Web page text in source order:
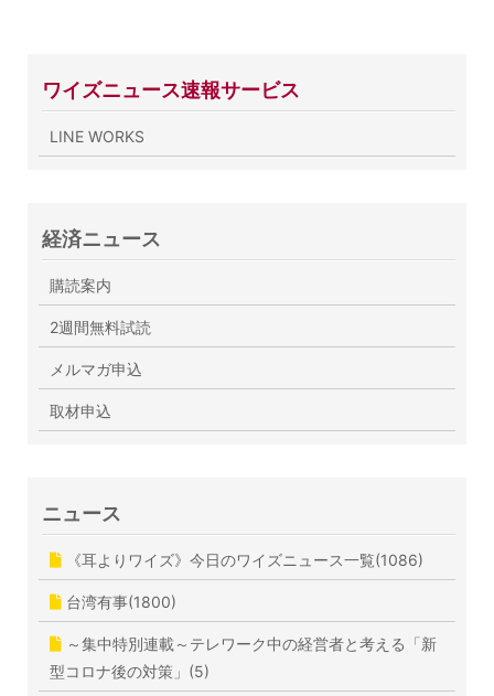
ワイズニュース速報サービス
LINE WORKS
経済ニュース
購読案内
2週間無料試読
メルマガ申込
取材申込
ニュース
《耳よりワイズ》今日のワイズニュース一覧(1086)
台湾有事(1800)
～集中特別連載～テレワーク中の経営者と考える「新
型コロナ後の対策」(5)